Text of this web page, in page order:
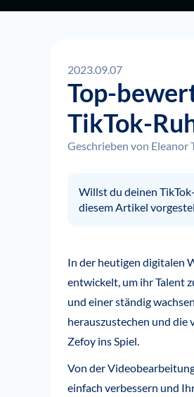
2023.09.07
Top-
TikTok-
Geschrieben von Eleanor
Willst du deinen
diesem Artikel
In der heutigen digitalen
entwickelt, um ihr Talent
und einer ständig
herauszustechen und die
Zefoy ins Spiel.
Von der
einfach verbessern und